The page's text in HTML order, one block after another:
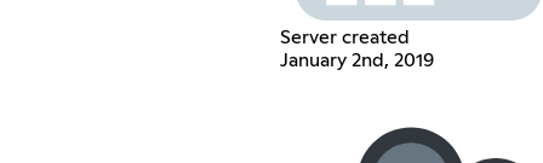
Server created
January 2nd, 2019